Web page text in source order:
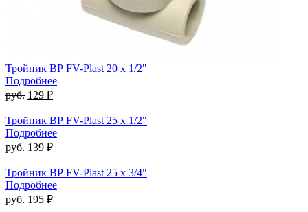
Тройник ВР FV-Plast 20 x 1/2"
Подробнее
руб. 129 ₽
Тройник ВР FV-Plast 25 x 1/2"
Подробнее
руб. 139 ₽
Тройник ВР FV-Plast 25 x 3/4"
Подробнее
руб. 195 ₽